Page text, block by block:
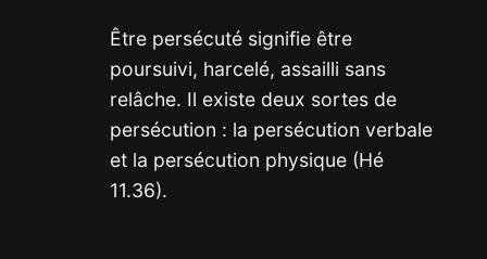
Être persécuté signifie être
poursuivi, harcelé, assailli sans
relâche. Il existe deux sortes de
persécution : la persécution verbale
et la persécution physique (Hé
11.36).